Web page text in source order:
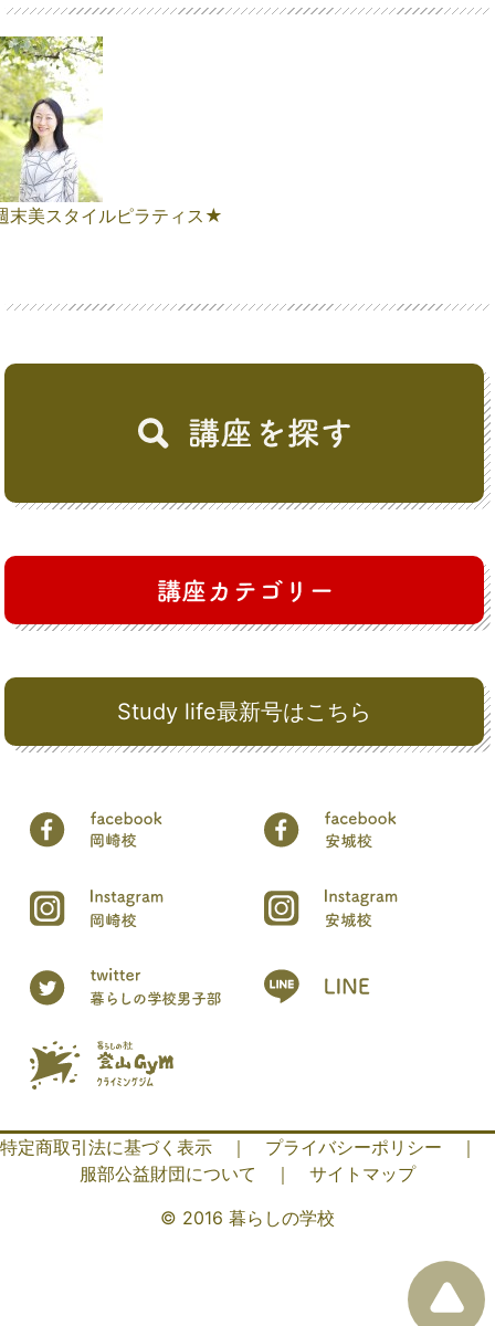
Study life最新号はこちら
末美スタイルピラティス★
特定商取引法に基づく表示 ｜ プライバシーポリシー
｜
服部公益財団について
｜
サイトマップ
© 2016 暮らしの学校